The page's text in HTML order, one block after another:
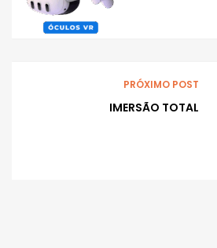
PRÓXIMO POST
IMERSÃO TOTAL